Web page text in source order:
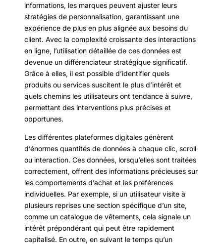
informations, les marques peuvent ajuster leurs
stratégies de personnalisation, garantissant une
expérience de plus en plus alignée aux besoins du
client. Avec la complexité croissante des interactions
en ligne, l’utilisation détaillée de ces données est
devenue un différenciateur stratégique significatif.
Grâce à elles, il est possible d’identifier quels
produits ou services suscitent le plus d’intérêt et
quels chemins les utilisateurs ont tendance à suivre,
permettant des interventions plus précises et
opportunes.
Les différentes plateformes digitales génèrent
d’énormes quantités de données à chaque clic, scroll
ou interaction. Ces données, lorsqu’elles sont traitées
correctement, offrent des informations précieuses sur
les comportements d’achat et les préférences
individuelles. Par exemple, si un utilisateur visite à
plusieurs reprises une section spécifique d’un site,
comme un catalogue de vêtements, cela signale un
intérêt prépondérant qui peut être rapidement
capitalisé. En outre, en suivant le temps qu’un